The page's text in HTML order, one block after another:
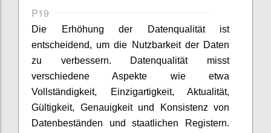
P19
Die Erhöhung der Datenqualität ist
entscheidend, um die Nutzbarkeit der Daten
zu verbessern. Datenqualität misst
verschiedene Aspekte wie etwa
Vollständigkeit, Einzigartigkeit, Aktualität,
Gültigkeit, Genauigkeit und Konsistenz von
Datenbeständen und staatlichen Registern.